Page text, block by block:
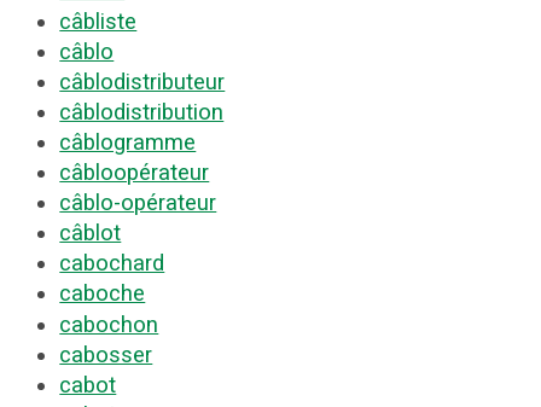
câbliste
câblo
câblodistributeur
câblodistribution
câblogramme
câbloopérateur
câblo-opérateur
câblot
cabochard
caboche
cabochon
cabosser
cabot